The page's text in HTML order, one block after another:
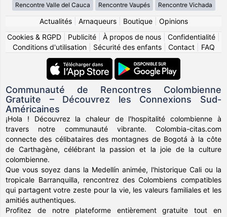
Rencontre Valle del Cauca Rencontre Vaupés Rencontre Vichada
Actualités| Arnaqueurs| Boutique| Opinions
Cookies & RGPD
Publicité À propos de nous Confidentialité
Conditions d'utilisation| Sécurité des enfants| Contact| FAQ
Communauté de Rencontres Colombienne
Gratuite – Découvrez les Connexions Sud-
Américaines
¡Hola ! Découvrez la chaleur de l'hospitalité colombienne à
travers notre communauté vibrante. Colombia-citas.com
connecte des célibataires des montagnes de Bogotá à la côte
de Carthagène, célébrant la passion et la joie de la culture
colombienne.
Que vous soyez dans la Medellín animée, l'historique Cali ou la
tropicale Barranquilla, rencontrez des Colombiens compatibles
qui partagent votre zeste pour la vie, les valeurs familiales et les
amitiés authentiques.
Profitez de notre plateforme entièrement gratuite tout en